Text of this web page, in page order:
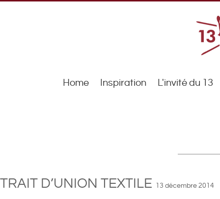
Home Inspiration L'invité du 13
TRAIT D’UNION TEXTILE 13 décembre 2014